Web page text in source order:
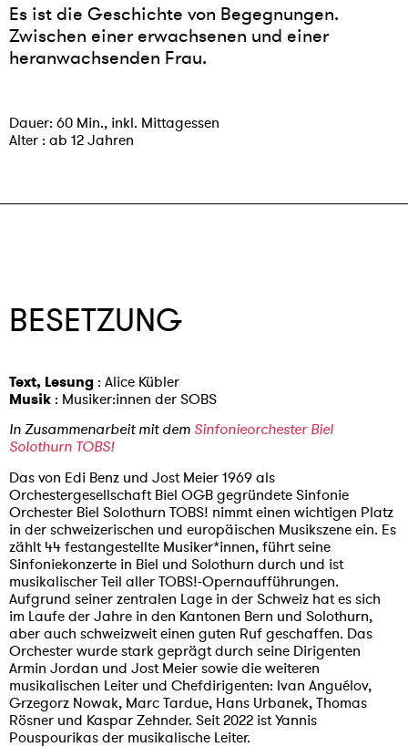
Es ist die Geschichte von Begegnungen.
Zwischen einer erwachsenen und einer
heranwachsenden Frau.
Dauer: 60 Min., inkl. Mittagessen
Alter : ab 12 Jahren
BESETZUNG
Text, Lesung : Alice Kübler
Musik : Musiker:innen der SOBS
In Zusammenarbeit mit dem Sinfonieorchester Biel
Solothurn TOBS!
Das von Edi Benz und Jost Meier 1969 als
Orchestergesellschaft Biel OGB gegründete Sinfonie
Orchester Biel Solothurn TOBS! nimmt einen wichtigen Platz
in der schweizerischen und europäischen Musikszene ein. Es
zählt 44 festangestellte Musiker*innen, führt seine
Sinfoniekonzerte in Biel und Solothurn durch und ist
musikalischer Teil aller TOBS!-Opernaufführungen.
Aufgrund seiner zentralen Lage in der Schweiz hat es sich
im Laufe der Jahre in den Kantonen Bern und Solothurn,
aber auch schweizweit einen guten Ruf geschaffen. Das
Orchester wurde stark geprägt durch seine Dirigenten
Armin Jordan und Jost Meier sowie die weiteren
musikalischen Leiter und Chefdirigenten: Ivan Anguélov,
Grzegorz Nowak, Marc Tardue, Hans Urbanek, Thomas
Rösner und Kaspar Zehnder. Seit 2022 ist Yannis
Pouspourikas der musikalische Leiter.